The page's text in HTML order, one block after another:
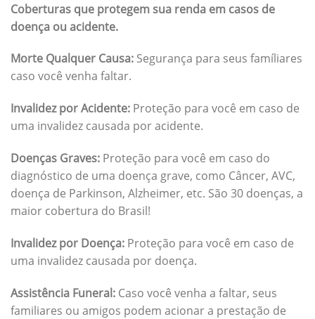
Coberturas que protegem sua renda em casos de
doença ou acidente.
Morte Qualquer Causa: Segurança para seus famíliares
caso você venha faltar.
Invalidez por Acidente: Proteção para você em caso de
uma invalidez causada por acidente.
Doenças Graves: Proteção para você em caso do
diagnóstico de uma doença grave, como Câncer, AVC,
doença de Parkinson, Alzheimer, etc. São 30 doenças, a
maior cobertura do Brasil!
Invalidez por Doença: Proteção para você em caso de
uma invalidez causada por doença.
Assistência Funeral: Caso você venha a faltar, seus
familiares ou amigos podem acionar a prestação de